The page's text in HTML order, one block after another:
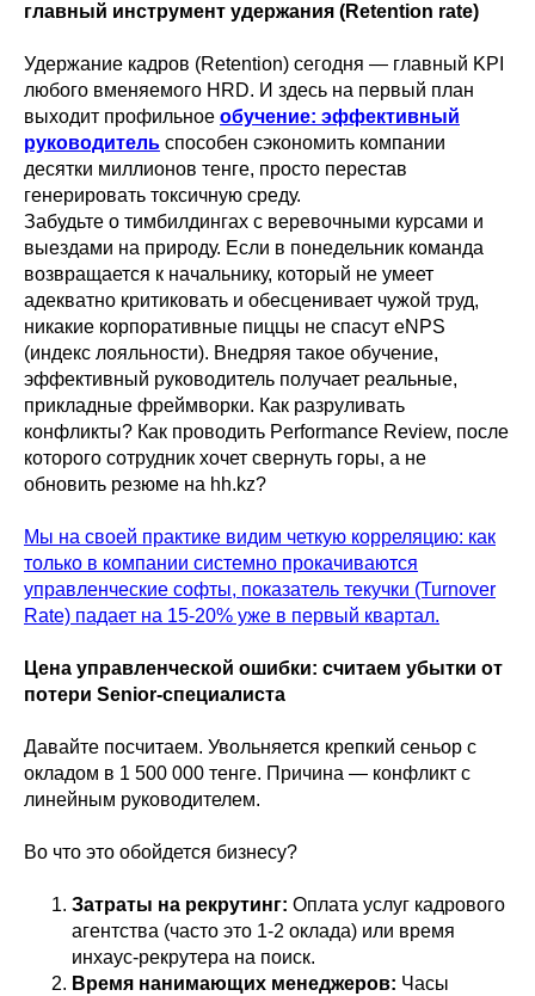
главный инструмент удержания (Retention rate)
Удержание кадров (Retention) сегодня — главный KPI
любого вменяемого HRD. И здесь на первый план
выходит профильное обучение: эффективный
руководитель способен сэкономить компании
десятки миллионов тенге, просто перестав
генерировать токсичную среду.
Забудьте о тимбилдингах с веревочными курсами и
выездами на природу. Если в понедельник команда
возвращается к начальнику, который не умеет
адекватно критиковать и обесценивает чужой труд,
никакие корпоративные пиццы не спасут eNPS
(индекс лояльности). Внедряя такое обучение,
эффективный руководитель получает реальные,
прикладные фреймворки. Как разруливать
конфликты? Как проводить Performance Review, после
которого сотрудник хочет свернуть горы, а не
обновить резюме на hh.kz?
Мы на своей практике видим четкую корреляцию: как
только в компании системно прокачиваются
управленческие софты, показатель текучки (Turnover
Rate) падает на 15-20% уже в первый квартал.
Цена управленческой ошибки: считаем убытки от
потери Senior-специалиста
Давайте посчитаем. Увольняется крепкий сеньор с
окладом в 1 500 000 тенге. Причина — конфликт с
линейным руководителем.
Во что это обойдется бизнесу?
Затраты на рекрутинг: Оплата услуг кадрового
агентства (часто это 1-2 оклада) или время
инхаус-рекрутера на поиск.
Время нанимающих менеджеров: Часы